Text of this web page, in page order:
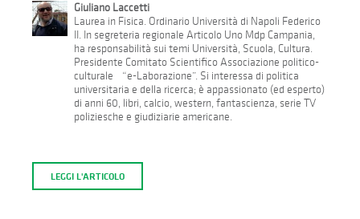
Giuliano Laccetti
Laurea in Fisica. Ordinario Università di Napoli Federico
II. In segreteria regionale Articolo Uno Mdp Campania,
ha responsabilità sui temi Università, Scuola, Cultura.
Presidente Comitato Scientifico Associazione politico-
culturale “e-Laborazione”. Si interessa di politica
universitaria e della ricerca; è appassionato (ed esperto)
di anni 60, libri, calcio, western, fantascienza, serie TV
poliziesche e giudiziarie americane.
LEGGI L'ARTICOLO